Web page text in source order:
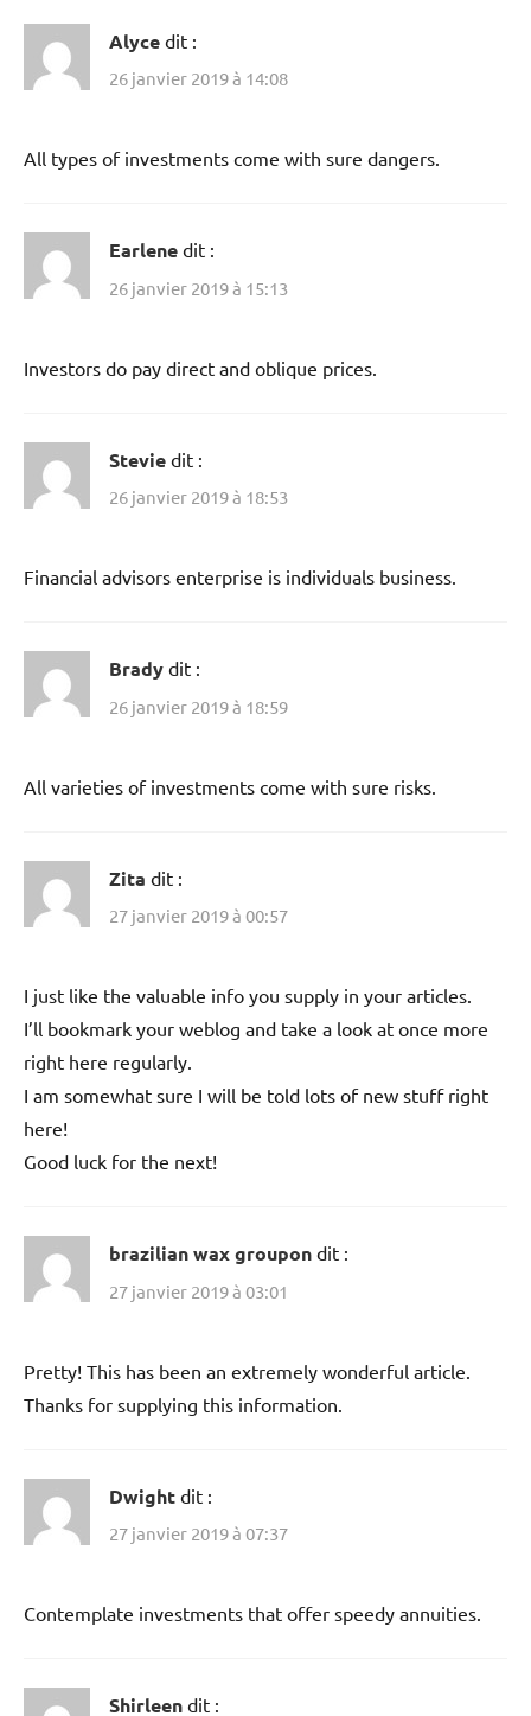
Alyce dit :
26 janvier 2019 à 14:08
All types of investments come with sure dangers.
Earlene dit :
26 janvier 2019 à 15:13
Investors do pay direct and oblique prices.
Stevie dit :
26 janvier 2019 à 18:53
Financial advisors enterprise is individuals business.
Brady dit :
26 janvier 2019 à 18:59
All varieties of investments come with sure risks.
Zita dit :
27 janvier 2019 à 00:57
I just like the valuable info you supply in your articles.
I’ll bookmark your weblog and take a look at once more
right here regularly.
I am somewhat sure I will be told lots of new stuff right
here!
Good luck for the next!
brazilian wax groupon dit :
27 janvier 2019 à 03:01
Pretty! This has been an extremely wonderful article.
Thanks for supplying this information.
Dwight dit :
27 janvier 2019 à 07:37
Contemplate investments that offer speedy annuities.
Shirleen dit :